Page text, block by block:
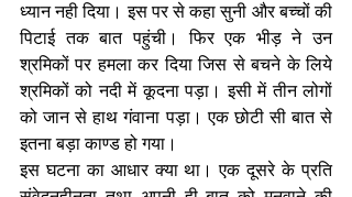
ध्यान नही दिया। इस पर से कहा सुनी और बच्चों की
पिटाई तक बात पहुंची। फिर एक भीड़ ने उन
श्रमिकों पर हमला कर दिया जिस से बचने के लिये
श्रमिकों को नदी में कूदना पड़ा। इसी में तीन लोगों
को जान से हाथ गंवाना पड़ा। एक छोटी सी बात से
इतना बड़ा काण्ड हो गया।
इस घटना का आधार क्या था। एक दूसरे के प्रति